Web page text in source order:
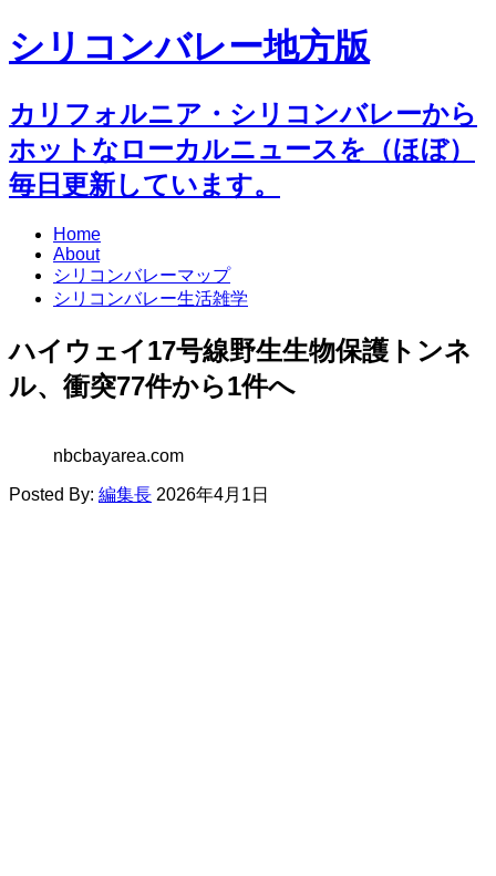
シリコンバレー地方版
カリフォルニア・シリコンバレーから
ホットなローカルニュースを（ほぼ）
毎日更新しています。
Home
About
シリコンバレーマップ
シリコンバレー生活雑学
ハイウェイ17号線野生生物保護トンネ
ル、衝突77件から1件へ
nbcbayarea.com
Posted By: 編集長 2026年4月1日